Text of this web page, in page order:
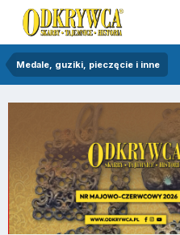
Medale, guziki, pieczęcie i inne